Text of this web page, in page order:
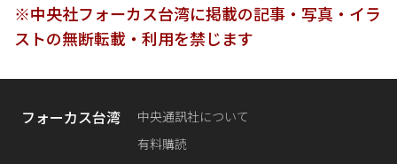
※中央社フォーカス台湾に掲載の記事・写真・イラ
ストの無断転載・利用を禁じます
フォーカス台湾
中央通訊社について
有料購読